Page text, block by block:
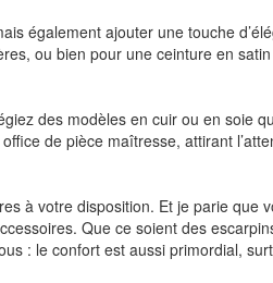
également ajouter une touche
ou bien pour une ceinture en
des modèles en cuir ou en soie
de pièce maîtresse, attirant
à votre disposition. Et je parie que
Que ce soient des
: le confort est aussi primordial,